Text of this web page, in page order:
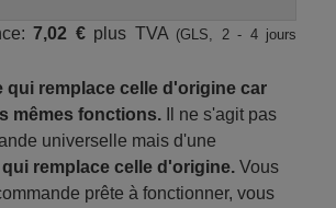
7,02 €plus TVA (GLS, 2 - 4 jours
qui remplace celle d'origine car
mêmes fonctions.Il ne s'agit pas
universelle mais d'une
remplace celle d'origine.Vous
prête à fonctionner, vous